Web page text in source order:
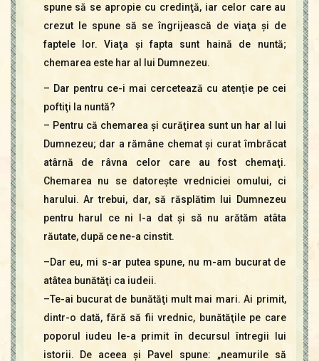
spune să se apropie cu credinţă, iar celor care au
crezut le spune să se îngrijească de viaţa şi de
faptele lor. Viaţa şi fapta sunt haină de nuntă;
chemarea este har al lui Dumnezeu.
– Dar pentru ce-i mai cercetează cu atenţie pe cei
poftiţi la nuntă?
– Pentru că chemarea şi curăţirea sunt un har al lui
Dumnezeu; dar a rămâne chemat şi curat îmbrăcat
atârnă de râvna celor care au fost chemaţi.
Chemarea nu se datoreşte vredniciei omului, ci
harului. Ar trebui, dar, să răsplătim lui Dumnezeu
pentru harul ce ni l-a dat şi să nu arătăm atâta
răutate, după ce ne-a cinstit.
–Dar eu, mi s-ar putea spune, nu m-am bucurat de
atâtea bunătăţi ca iudeii.
–Te-ai bucurat de bunătăţi mult mai mari. Ai primit,
dintr-o dată, fără să fii vrednic, bunătăţile pe care
poporul iudeu le-a primit în decursul întregii lui
istorii. De aceea şi Pavel spune: „neamurile să